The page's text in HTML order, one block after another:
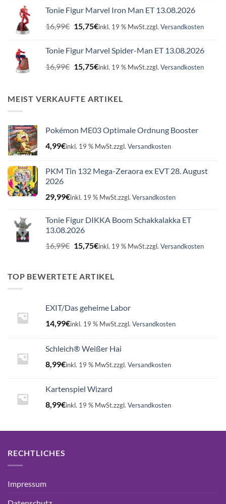
16,99€15,75€.
Tonie Figur Marvel Iron Man ET 13.08.2026
16,99€ Ursprünglicher
Preis
16,99€
15,75€Aktueller
15,75€.
inkl. 19 % MwSt.zzgl. Versandkosten
Tonie Figur Marvel Spider-Man ET 13.08.2026
16,99€ Ursprünglicher
Preis
16,99€
15,75€Aktueller
15,75€.
inkl. 19 % MwSt.zzgl. Versandkosten
MEIST VERKAUFTE ARTIKEL
Pokémon ME03 Optimale Ordnung Booster
4,99€inkl. 19 % MwSt.zzgl. Versandkosten
PKM Tin 132 Mega-Zeraora ex EVT 28. August
2026
29,99€inkl. 19 % MwSt.zzgl. Versandkosten
Tonie Figur DIKKA Boom Schakkalakka ET
13.08.2026
16,99€ Ursprünglicher
Preis
16,99€
15,75€Aktueller
15,75€.
inkl. 19 % MwSt.zzgl. Versandkosten
TOP BEWERTETE ARTIKEL
EXIT/Das geheime Labor
14,99€inkl. 19 % MwSt.zzgl. Versandkosten
Schleich® Weißer Hai
8,99€inkl. 19 % MwSt.zzgl. Versandkosten
Kartenspiel Wizard
8,99€inkl. 19 % MwSt.zzgl. Versandkosten
RECHTLICHES
Impressum